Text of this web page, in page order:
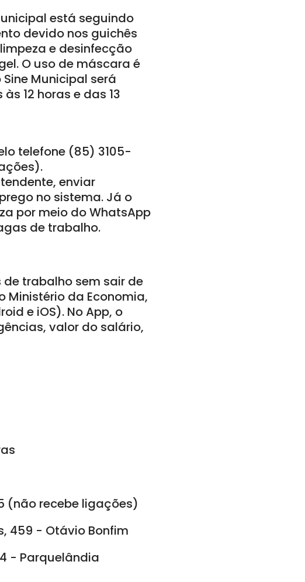
está seguindo
devido nos guichês
e desinfecção
O uso de máscara é
Municipal será
12 horas e das 13
telefone (85) 3105-
enviar
no sistema. Já o
por meio do WhatsApp
de trabalho.
trabalho sem sair de
Ministério da Economia,
e iOS). No App, o
valor do salário,
(não recebe ligações)
459 - Otávio Bonfim
- Parquelândia